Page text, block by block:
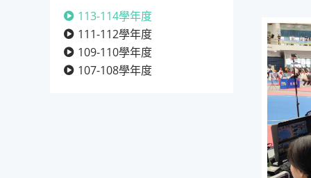
113-114學年度
111-112學年度
109-110學年度
107-108學年度